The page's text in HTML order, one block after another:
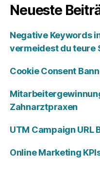
Neueste
Negative Keywords
vermeidest du teure
Cookie Consent
Zahnarztpraxen
UTM Campaign URL
Online Marketing